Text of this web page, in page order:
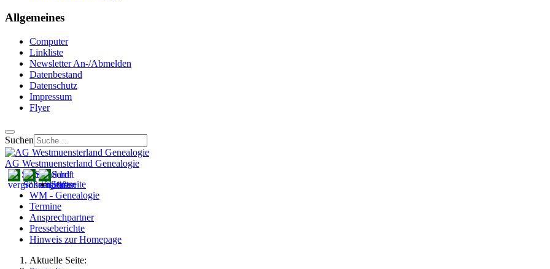
Allgemeines
Computer
Linkliste
Newsletter An-/Abmelden
Datenbestand
Datenschutz
Impressum
Flyer
Suchen
AG Westmuensterland Genealogie
Startseite
WM - Genealogie
Termine
Ansprechpartner
Presseberichte
Hinweis zur Homepage
Aktuelle Seite: